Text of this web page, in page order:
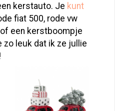
kerstauto. Je kunt
fiat 500, rode vw
een kerstboompje
zo leuk dat ik ze jullie